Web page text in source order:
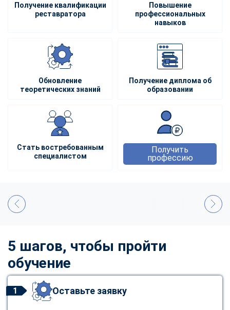
Получение квалификации
реставратора
Повышение
профессиональных
навыков
Обновление
теоретических знаний
Получение диплома об
образовании
Стать востребованным
специалистом
Получить
профессию
5 шагов, чтобы пройти
обучение
1 Оставьте заявку